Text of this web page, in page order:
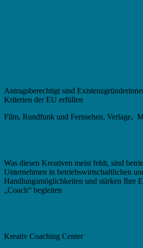
Antragsberechtigt sind
Kriterien der EU erfüllen
Film, Rundfunk und Fernsehen, Verlage,
Was diesen Kreativen meist fehlt, sind
Unternehmen in betriebswirtschaftlichen
Handlungsmöglichkeiten und stärken Ihre
„Coach“ begleiten
Kreativ Coaching Center